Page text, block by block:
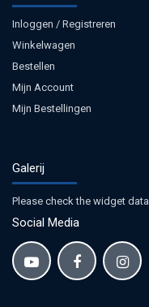
Inloggen / Registreren
Winkelwagen
Bestellen
Mijn Account
Mijn Bestellingen
Galerij
Please check the widget data
Social Media